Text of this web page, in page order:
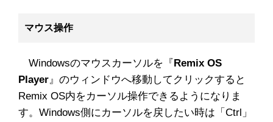
マウス操作
Windowsのマウスカーソルを『 Remix OS
Player』のウィンドウへ移動してクリックすると
Remix OS内をカーソル操作できるようになりま
す。Windows側にカーソルを戻したい時は「Ctrl」